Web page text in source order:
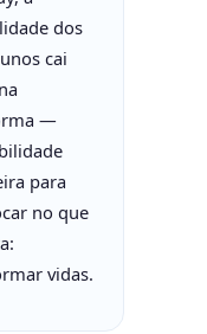
dos
cai
—
para
no que
vidas.